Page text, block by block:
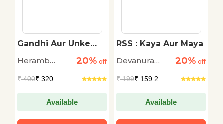
Gandhi Aur Unke
Heramb
20% off
₹400₹ 320
Available
RSS : Kaya Aur Maya
Devanura
20% off
₹199₹ 159.2
Available